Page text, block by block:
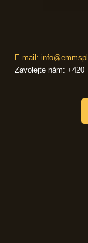
E-mail:
Zavolejte nám: +420